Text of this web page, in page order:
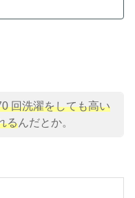
回洗濯をしても高い
るんだとか。